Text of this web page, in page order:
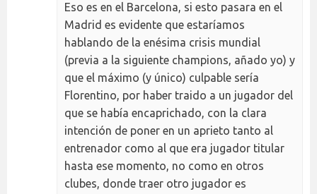
Eso es en el Barcelona, si esto pasara en el
Madrid es evidente que estaríamos
hablando de la enésima crisis mundial
(previa a la siguiente champions, añado yo) y
que el máximo (y único) culpable sería
Florentino, por haber traido a un jugador del
que se había encaprichado, con la clara
intención de poner en un aprieto tanto al
entrenador como al que era jugador titular
hasta ese momento, no como en otros
clubes, donde traer otro jugador es